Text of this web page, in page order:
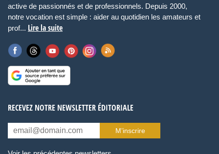
active de passionnés et de professionnels. Depuis 2000,
notre vocation est simple : aider au quotidien les amateurs et
prof... Lire la suite
RECEVEZ NOTRE NEWSLETTER ÉDITORIALE
M’inscrire